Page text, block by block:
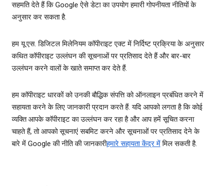
सहमति देते हैं कि Google ऐसे डेटा का उपयोग हमारी गोपनीयता नीतियों के
अनुसार कर सकता है.
हम यू.एस. डिजिटल मिलेनियम कॉपीराइट एक्‍ट में निर्दिष्ट प्रक्रिया के अनुसार
कथित कॉपीराइट उल्लंघन की सूचनाओं पर प्रतिसाद देते हैं और बार-बार
उल्लंघन करने वालों के खाते समाप्‍त कर देते हैं.
हम कॉपीराइट धारकों को उनकी बौद्धिक संपत्ति को ऑनलाइन प्रबंधित करने में
सहायता करने के लिए जानकारी प्रदान करते हैं. यदि आपको लगता है कि कोई
व्यक्ति आपके कॉपीराइट का उल्‍लंघन कर रहा है और आप हमें सूचित करना
चाहते हैं, तो आपको सूचनाएं सबमिट करने और सूचनाओं पर प्रतिसाद देने के
बारे में Google की नीति की जानकारीहमारे सहायता केंद्र मेंमिल सकती है.